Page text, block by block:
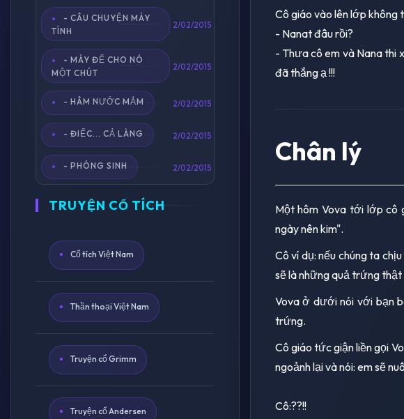
- CÂU CHUYỆN MÁY
TÍNH
2/02/2015
- MÀY ĐỂ CHO NÓ
MỘT CHÚT
2/02/2015
- HÂM NƯỚC MẮM 2/02/2015
- ĐIẾC... CẢ LÀNG 2/02/2015
- PHÓNG SINH 2/02/2015
TRUYỆN CỔ TÍCH
Cổ tích Việt Nam
Thần thoại Việt Nam
Truyện cổ Grimm
Truyện cổ Andersen
Cô giáo vào lên lớp không
- Nanat đâu rồi?
- Thưa cô em và Nana thi
đã thắng ạ !!!
Chân lý
Một hôm Vova tới lớp cô
ngày nên kim".
Cô ví dụ: nếu chúng ta
sẽ là những quả trứng thật
Vova ở dưới nói với bạn
trứng.
Cô giáo tức giận liền gọi
ngoảnh lại và nói: em sẽ
Cô:??!!